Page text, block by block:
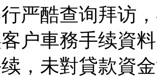
严酷查询拜访
户車務手续資
，未對貸款資